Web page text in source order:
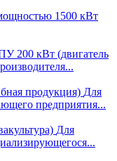
1500 кВт
200 кВт (двигатель
продукция) Для
предприятия...
Для